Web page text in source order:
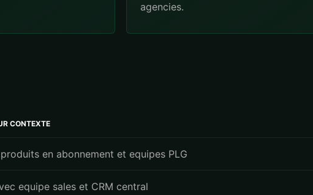
agencies.
CONTEXTE
produits en abonnement et equipes PLG
equipe sales et CRM central